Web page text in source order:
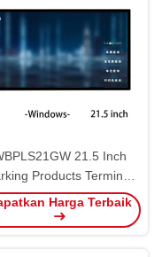
21.5 Inch
Products Terminal
Kendaraan
Harga Terbaik